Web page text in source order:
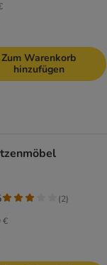
Zum Warenkorb
hinzufügen
€
(2)